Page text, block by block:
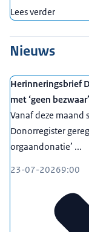
Lees verder
Nieuws
Herinneringsbrief
met ‘geen bezwaar’
Vanaf deze maand
Donorregister
orgaandonatie’ ...
23-07-20269:00